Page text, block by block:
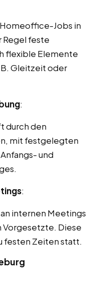
Jobs in
Regel feste
flexible Elemente
Gleitzeit oder
:
durch den
mit festgelegten
und
:
internen Meetings
Vorgesetzte. Diese
festen Zeiten statt.